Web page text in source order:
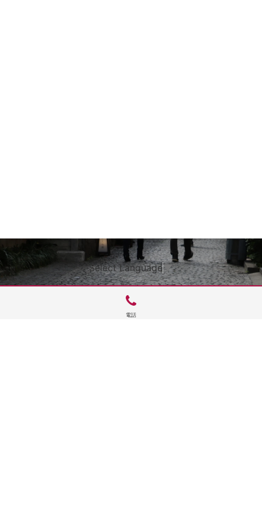
Select Language▼
電話